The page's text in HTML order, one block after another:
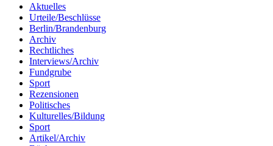
Aktuelles
Urteile/Beschlüsse
Berlin/Brandenburg
Archiv
Rechtliches
Interviews/Archiv
Fundgrube
Sport
Rezensionen
Politisches
Kulturelles/Bildung
Sport
Artikel/Archiv